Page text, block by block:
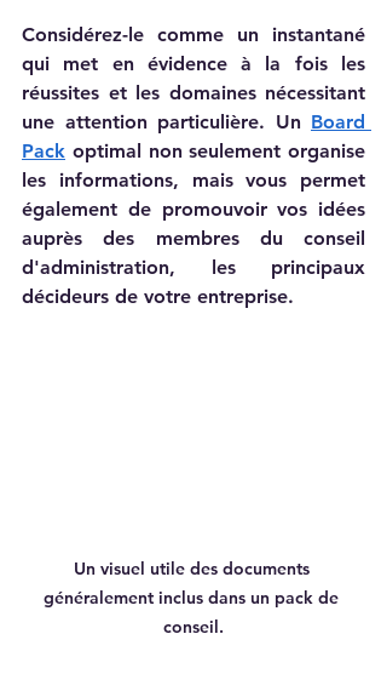
Considérez-le comme un instantané
qui met en évidence à la fois les
réussites et les domaines nécessitant
une attention particulière. Un Board
Pack optimal non seulement organise
les informations, mais vous permet
également de promouvoir vos idées
auprès des membres du conseil
d'administration, les principaux
décideurs de votre entreprise.
Un visuel utile des documents
généralement inclus dans un pack de
conseil.